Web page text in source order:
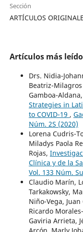
Sección
ARTÍCULOS
Artículos más
Drs. Nidia-
Beatriz-
Gamboa-
Strategies in
to COVID-19 ,
Núm. 2S (2020)
Lorena Cudris-
Miladys Paola
Rojas,
Clínica y de la
Vol. 133 Núm.
Claudio Marín,
Tarkakowsky,
Niño-Vega,
Ricardo
Gaviria Arrieta,